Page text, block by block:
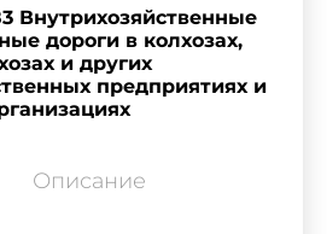
Внутрихозяйственные
дороги в колхозах,
и других
предприятиях и
Описание